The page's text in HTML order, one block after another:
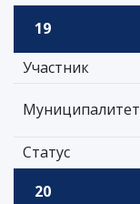
19
Участник
Муниципалитет
Статус
20